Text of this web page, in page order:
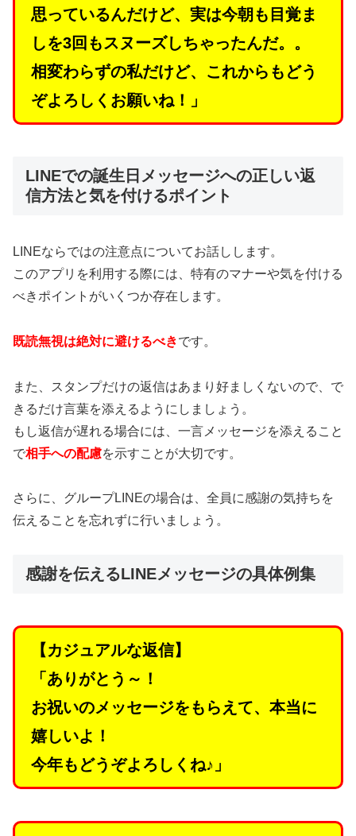
思っているんだけど、実は今朝も目覚ま
しを3回もスヌーズしちゃったんだ。。
相変わらずの私だけど、これからもどう
ぞよろしくお願いね！」
LINEでの誕生日メッセージへの正しい返
信方法と気を付けるポイント
LINEならではの注意点についてお話しします。
このアプリを利用する際には、特有のマナーや気を付ける
べきポイントがいくつか存在します。
既読無視は絶対に避けるべきです。
また、スタンプだけの返信はあまり好ましくないので、で
きるだけ言葉を添えるようにしましょう。
もし返信が遅れる場合には、一言メッセージを添えること
で相手への配慮を示すことが大切です。
さらに、グループLINEの場合は、全員に感謝の気持ちを
伝えることを忘れずに行いましょう。
感謝を伝えるLINEメッセージの具体例集
【カジュアルな返信】
「ありがとう～！
お祝いのメッセージをもらえて、本当に
嬉しいよ！
今年もどうぞよろしくね♪」